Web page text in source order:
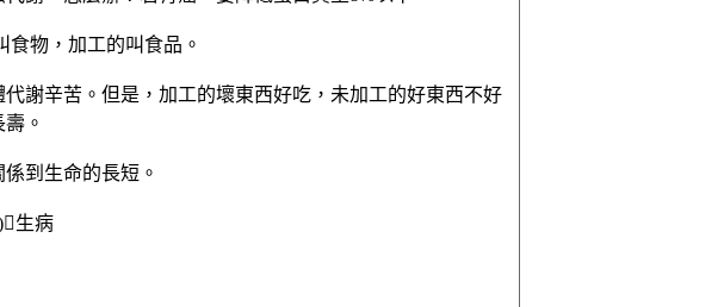
物，加工的叫食品。
謝辛苦。但是，加工的壞東西好吃，未加工的好東西不好
。
到生命的長短。
生病